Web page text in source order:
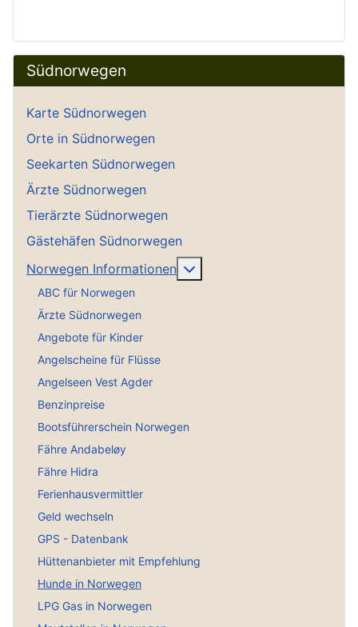
Südnorwegen
Karte Südnorwegen
Orte in Südnorwegen
Seekarten Südnorwegen
Ärzte Südnorwegen
Tierärzte Südnorwegen
Gästehäfen Südnorwegen
Norwegen Informationen
ABC für Norwegen
Ärzte Südnorwegen
Angebote für Kinder
Angelscheine für Flüsse
Angelseen Vest Agder
Benzinpreise
Bootsführerschein Norwegen
Fähre Andabeløy
Fähre Hidra
Ferienhausvermittler
Geld wechseln
GPS - Datenbank
Hüttenanbieter mit Empfehlung
Hunde in Norwegen
LPG Gas in Norwegen